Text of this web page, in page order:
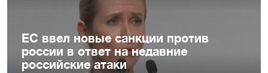
ЕС ввел новые санкции против
россии в ответ на недавние
российские атаки